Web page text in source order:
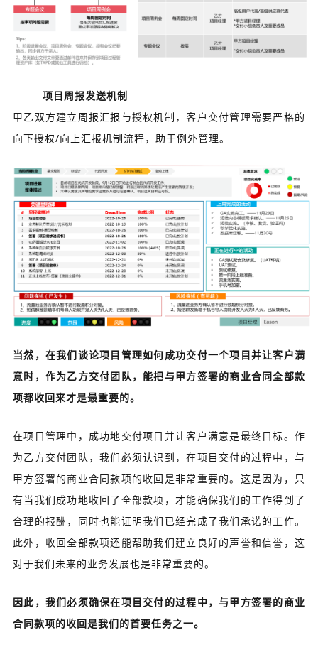
项目周报发送机制
甲乙双方建立周报汇报与授权机制，客户交付管理需要严格的
向下授权/向上汇报机制流程，助于例外管理。
当然，在我们谈论项目管理如何成功交付一个项目并让客户满
意时，作为乙方交付团队，能把与甲方签署的商业合同全部款
项都收回来才是最重要的。
在项目管理中，成功地交付项目并让客户满意是最终目标。作
为乙方交付团队，我们必须认识到，在项目交付的过程中，与
甲方签署的商业合同款项的收回是非常重要的。这是因为，只
有当我们成功地收回了全部款项，才能确保我们的工作得到了
合理的报酬，同时也能证明我们已经完成了我们承诺的工作。
此外，收回全部款项还能帮助我们建立良好的声誉和信誉，这
对于我们未来的业务发展也是非常重要的。
因此，我们必须确保在项目交付的过程中，与甲方签署的商业
合同款项的收回是我们的首要任务之一。